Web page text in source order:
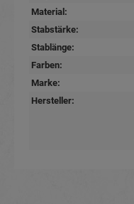
Material:
Stabstärke:
Stablänge:
Farben:
Marke:
Hersteller: